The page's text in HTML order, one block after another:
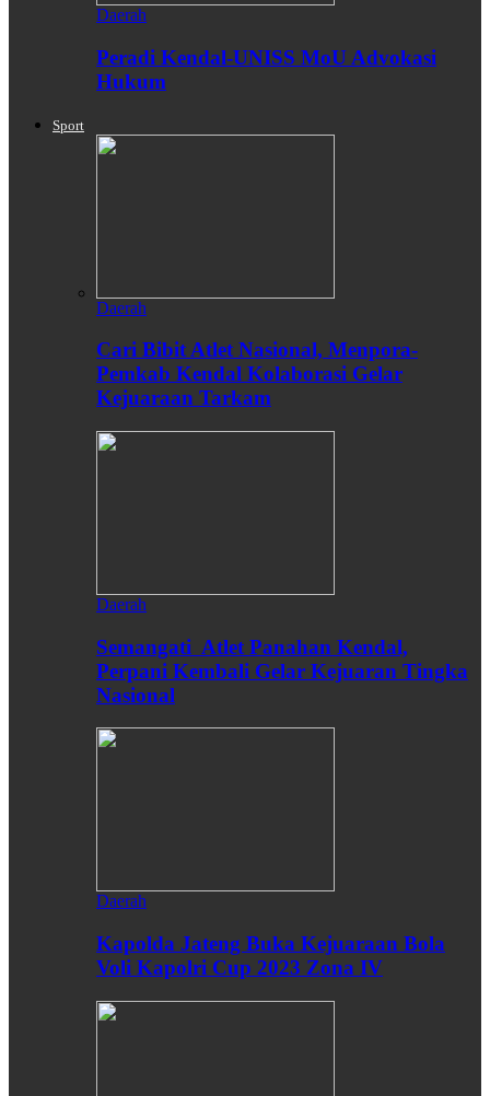
Daerah
Peradi Kendal-UNISS MoU Advokasi
Hukum
Sport
Daerah
Cari Bibit Atlet Nasional, Menpora-
Pemkab Kendal Kolaborasi Gelar
Kejuaraan Tarkam
Daerah
Semangati Atlet Panahan Kendal,
Perpani Kembali Gelar Kejuaran Tingka
Nasional
Daerah
Kapolda Jateng Buka Kejuaraan Bola
Voli Kapolri Cup 2023 Zona IV